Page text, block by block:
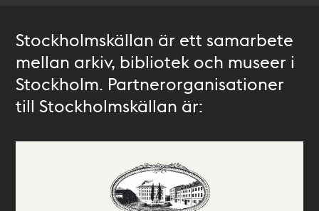
Stockholmskällan är ett samarbete
mellan arkiv, bibliotek och museer i
Stockholm. Partnerorganisationer
till Stockholmskällan är: